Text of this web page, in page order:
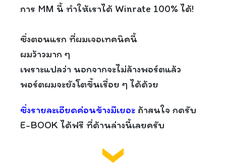
การ MM นี้ ทำให้เราได้ Winrate 100% ได้!
ซึ่งตอนแรก ที่ผมเจอเทคนิคนี้
ผมว้าวมาก ๆ
เพราะแปลว่า นอกจากจะไม่ล้างพอร์ตแล้ว
พอร์ตผมจะยังโตขึ้นเรื่อย ๆ ได้ด้วย
ซึ่งรายละเอียดค่อนข้างมีเยอะ ถ้าสนใจ กดรับ
E-BOOK ได้ฟรี ที่ด้านล่างนี้เลยครับ